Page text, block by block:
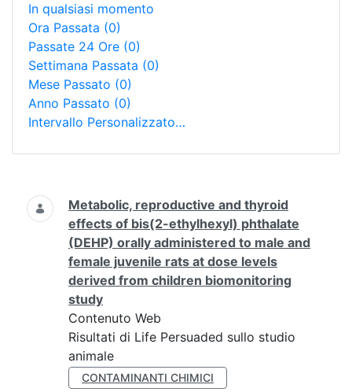
In qualsiasi momento
Ora Passata (0)
Passate 24 Ore (0)
Settimana Passata (0)
Mese Passato (0)
Anno Passato (0)
Intervallo Personalizzato…
Ricerca
Metabolic, reproductive and thyroid
effects of bis(2-ethylhexyl) phthalate
(DEHP) orally administered to male and
female juvenile rats at dose levels
derived from children biomonitoring
study
Contenuto Web
Risultati di Life Persuaded sullo studio
animale
CONTAMINANTI CHIMICI